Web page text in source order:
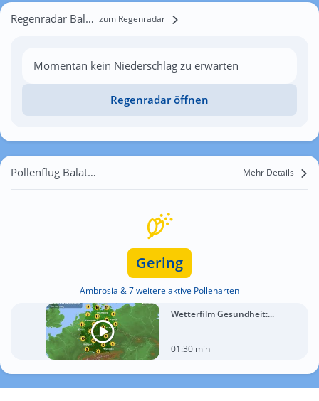
Regenradar Balatonederics zum Regenradar
Momentan kein Niederschlag zu erwarten
Regenradar öffnen
Pollenflug Balatonederics Mehr Details
Gering
Ambrosia & 7 weitere aktive Pollenarten
Wetterfilm Gesundheit:...
01:30 min